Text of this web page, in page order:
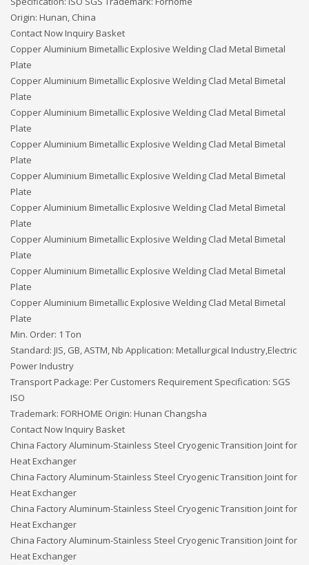
Origin: Hunan, China
Contact Now Inquiry Basket
Copper Aluminium Bimetallic Explosive Welding Clad Metal Bimetal
Plate
Copper Aluminium Bimetallic Explosive Welding Clad Metal Bimetal
Plate
Copper Aluminium Bimetallic Explosive Welding Clad Metal Bimetal
Plate
Copper Aluminium Bimetallic Explosive Welding Clad Metal Bimetal
Plate
Copper Aluminium Bimetallic Explosive Welding Clad Metal Bimetal
Plate
Copper Aluminium Bimetallic Explosive Welding Clad Metal Bimetal
Plate
Copper Aluminium Bimetallic Explosive Welding Clad Metal Bimetal
Plate
Copper Aluminium Bimetallic Explosive Welding Clad Metal Bimetal
Plate
Copper Aluminium Bimetallic Explosive Welding Clad Metal Bimetal
Plate
Min. Order: 1 Ton
Standard: JIS, GB, ASTM, Nb Application: Metallurgical Industry,Electric
Power Industry
Transport Package: Per Customers Requirement Specification: SGS
ISO
Trademark: FORHOME Origin: Hunan Changsha
Contact Now Inquiry Basket
China Factory Aluminum-Stainless Steel Cryogenic Transition Joint for
Heat Exchanger
China Factory Aluminum-Stainless Steel Cryogenic Transition Joint for
Heat Exchanger
China Factory Aluminum-Stainless Steel Cryogenic Transition Joint for
Heat Exchanger
China Factory Aluminum-Stainless Steel Cryogenic Transition Joint for
Heat Exchanger